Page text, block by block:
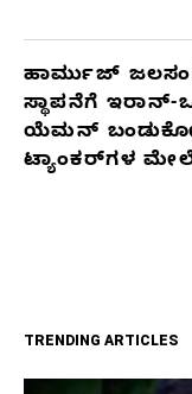
ಹಾರ್ಮುಜ್
ಸ್ಥಾಪನೆಗೆ
ಯೆಮನ್
ಟ್ಯಾಂಕರ್‌ಗಳ
TRENDING ARTICLES